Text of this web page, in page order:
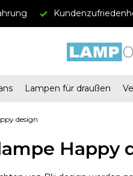
Lampen für draußen
design
Happy